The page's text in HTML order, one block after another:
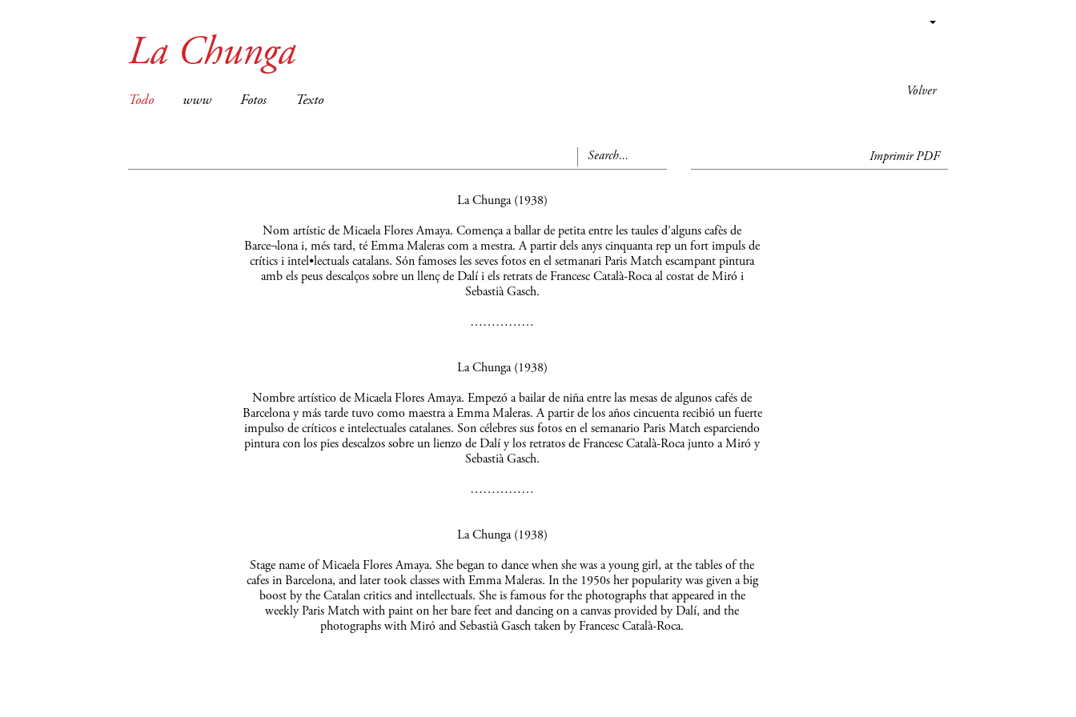
Volver
La Chunga
Todo www Fotos Texto
Imprimir PDF
La Chunga (1938)
Nom artístic de Micaela Flores Amaya. Comença a ballar de petita entre les taules d’alguns cafès de
Barce¬lona i, més tard, té Emma Maleras com a mestra. A partir dels anys cinquanta rep un fort impuls de
crítics i intel•lectuals catalans. Són famoses les seves fotos en el setmanari Paris Match escampant pintura
amb els peus descalços sobre un llenç de Dalí i els retrats de Francesc Català-Roca al costat de Miró i
Sebastià Gasch.
……………
La Chunga (1938)
Nombre artístico de Micaela Flores Amaya. Empezó a bailar de niña entre las mesas de algunos cafés de
Barcelona y más tarde tuvo como maestra a Emma Maleras. A partir de los años cincuenta recibió un fuerte
impulso de críticos e intelectuales catalanes. Son célebres sus fotos en el semanario Paris Match esparciendo
pintura con los pies descalzos sobre un lienzo de Dalí y los retratos de Francesc Català-Roca junto a Miró y
Sebastià Gasch.
……………
La Chunga (1938)
Stage name of Micaela Flores Amaya. She began to dance when she was a young girl, at the tables of the
cafes in Barcelona, and later took classes with Emma Maleras. In the 1950s her popularity was given a big
boost by the Catalan critics and intellectuals. She is famous for the photographs that appeared in the
weekly Paris Match with paint on her bare feet and dancing on a canvas provided by Dalí, and the
photographs with Miró and Sebastià Gasch taken by Francesc Català-Roca.